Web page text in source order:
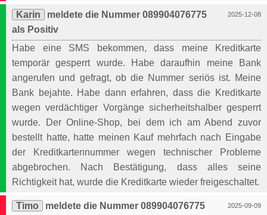
2025-12-08
Karin
meldete die Nummer 089904076775
als Positiv
Habe eine SMS bekommen, dass meine Kreditkarte
temporär gesperrt wurde. Habe daraufhin meine Bank
angerufen und gefragt, ob die Nummer seriös ist. Meine
Bank bejahte. Habe dann erfahren, dass die Kreditkarte
wegen verdächtiger Vorgänge sicherheitshalber gesperrt
wurde. Der Online-Shop, bei dem ich am Abend zuvor
bestellt hatte, hatte meinen Kauf mehrfach nach Eingabe
der Kreditkartennummer wegen technischer Probleme
abgebrochen. Nach Bestätigung, dass alles seine
Richtigkeit hat, wurde die Kreditkarte wieder freigeschaltet.
2025-09-09
Timo
meldete die Nummer 089904076775